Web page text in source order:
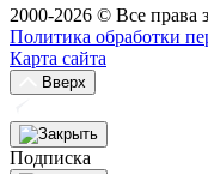
2000-2026 © Все
Политика обработки
Карта сайта
Вверх
Подписка